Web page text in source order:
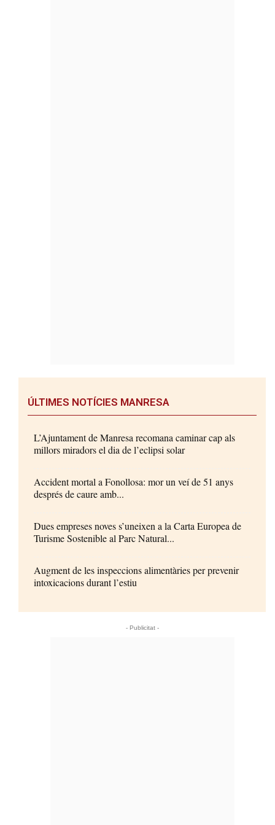
ÚLTIMES NOTÍCIES MANRESA
L’Ajuntament de Manresa recomana caminar cap als
millors miradors el dia de l’eclipsi solar
Accident mortal a Fonollosa: mor un veí de 51 anys
després de caure amb...
Dues empreses noves s’uneixen a la Carta Europea de
Turisme Sostenible al Parc Natural...
Augment de les inspeccions alimentàries per prevenir
intoxicacions durant l’estiu
- Publicitat -